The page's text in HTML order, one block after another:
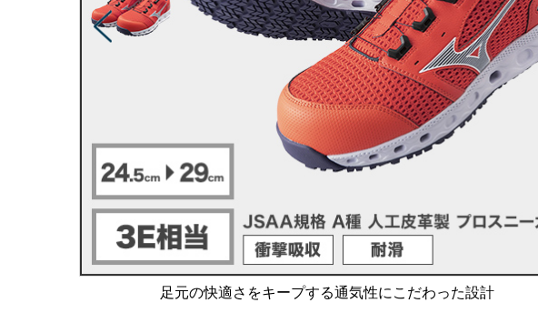
足元の快適さをキープする通気性にこだわった設計